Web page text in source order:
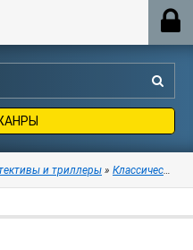
и триллеры » Классические